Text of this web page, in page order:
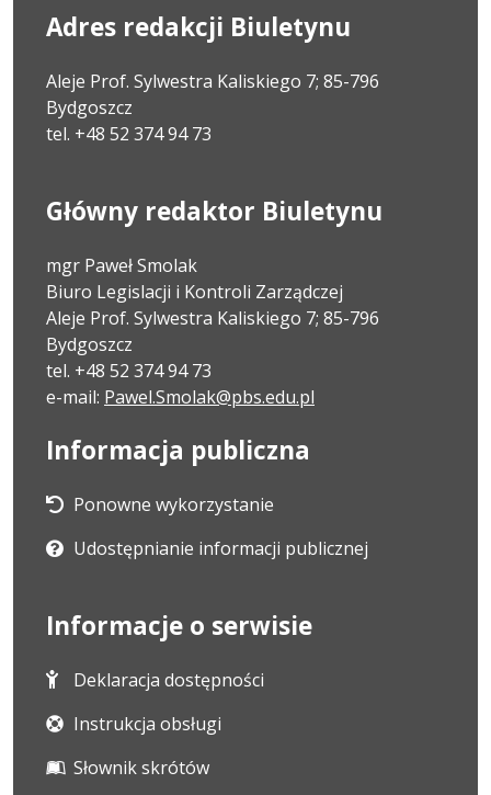
Adres redakcji Biuletynu
Aleje Prof. Sylwestra Kaliskiego 7; 85-796
Bydgoszcz
tel. +48 52 374 94 73
Główny redaktor Biuletynu
mgr Paweł Smolak
Biuro Legislacji i Kontroli Zarządczej
Aleje Prof. Sylwestra Kaliskiego 7; 85-796
Bydgoszcz
tel. +48 52 374 94 73
e-mail: Pawel.Smolak@pbs.edu.pl
Informacja publiczna
Ponowne wykorzystanie
Udostępnianie informacji publicznej
Informacje o serwisie
Deklaracja dostępności
Instrukcja obsługi
Słownik skrótów